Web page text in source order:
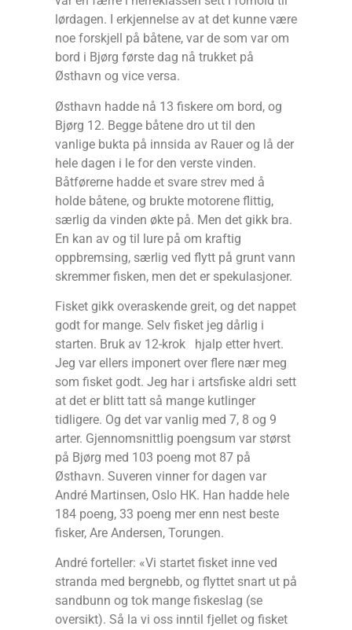
lørdagen. I erkjennelse av at det kunne være
noe forskjell på båtene, var de som var om
bord i Bjørg første dag nå trukket på
Østhavn og vice versa.
Østhavn hadde nå 13 fiskere om bord, og
Bjørg 12. Begge båtene dro ut til den
vanlige bukta på innsida av Rauer og lå der
hele dagen i le for den verste vinden.
Båtførerne hadde et svare strev med å
holde båtene, og brukte motorene flittig,
særlig da vinden økte på. Men det gikk bra.
En kan av og til lure på om kraftig
oppbremsing, særlig ved flytt på grunt vann
skremmer fisken, men det er spekulasjoner.
Fisket gikk overaskende greit, og det nappet
godt for mange. Selv fisket jeg dårlig i
starten. Bruk av 12-krok hjalp etter hvert.
Jeg var ellers imponert over flere nær meg
som fisket godt. Jeg har i artsfiske aldri sett
at det er blitt tatt så mange kutlinger
tidligere. Og det var vanlig med 7, 8 og 9
arter. Gjennomsnittlig poengsum var størst
på Bjørg med 103 poeng mot 87 på
Østhavn. Suveren vinner for dagen var
André Martinsen, Oslo HK. Han hadde hele
184 poeng, 33 poeng mer enn nest beste
fisker, Are Andersen, Torungen.
André forteller: «Vi startet fisket inne ved
stranda med bergnebb, og flyttet snart ut på
sandbunn og tok mange fiskeslag (se
oversikt). Så la vi oss inntil fjellet og fisket